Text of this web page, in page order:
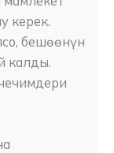
керек.
бешөөнүн
калды.